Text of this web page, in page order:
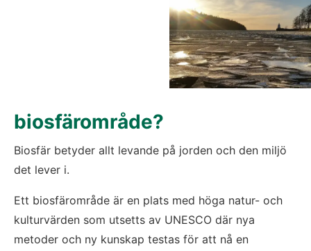
biosfärområde?
Biosfär betyder allt levande på jorden och den miljö
det lever i.
Ett biosfärområde är en plats med höga natur- och
kulturvärden som utsetts av UNESCO där nya
metoder och ny kunskap testas för att nå en